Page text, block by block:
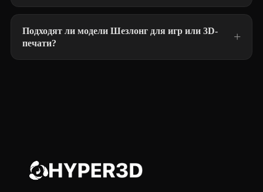
Подходят ли модели Шезлонг для игр или 3D-
печати?